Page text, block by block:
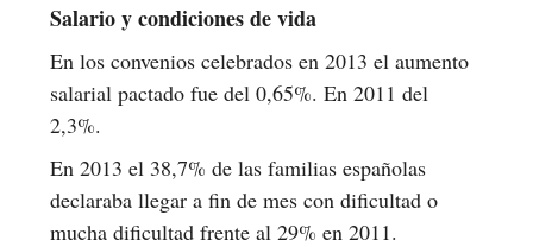
Salario y condiciones de vida
En los convenios celebrados en 2013 el aumento
salarial pactado fue del 0,65%. En 2011 del
2,3%.
En 2013 el 38,7% de las familias españolas
declaraba llegar a fin de mes con dificultad o
mucha dificultad frente al 29% en 2011.